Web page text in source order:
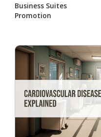
Business Suites
Promotion